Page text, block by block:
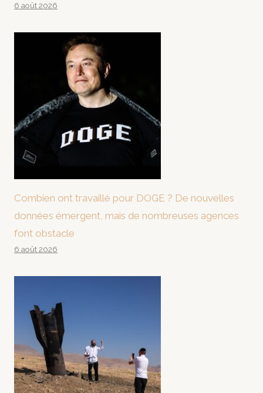
6 août 2026
Combien ont travaillé pour DOGE ? De nouvelles
données émergent, mais de nombreuses agences
font obstacle
6 août 2026